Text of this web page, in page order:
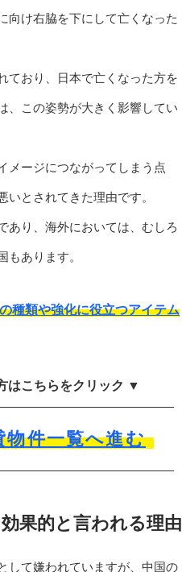
向け右脇を下にして亡くなった
ており、日本で亡くなった方を
、この姿勢が大きく影響してい
メージにつながってしまう点
とされてきた理由です。
あり、海外においては、むしろ
もあります。
種類や強化に役立つアイテム
はこちらをクリック ▼
物件一覧へ進む
果的と言われる理由
して嫌われていますが、中国の